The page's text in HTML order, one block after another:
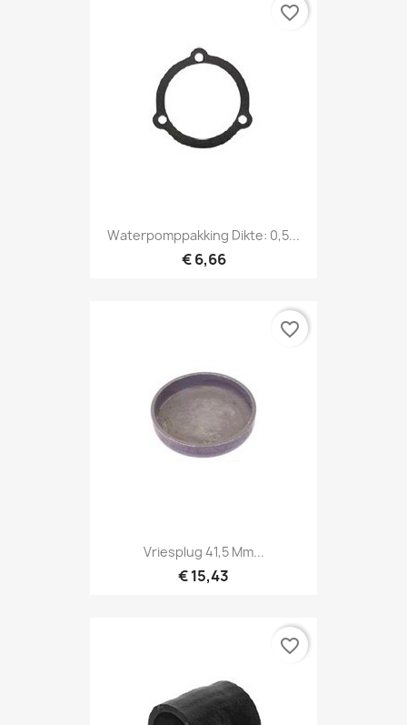
Waterpomppakking Dikte: 0,5...
€ 6,66
favorite_border
Vriesplug 41,5 Mm...
€ 15,43
favorite_border
favorite_border